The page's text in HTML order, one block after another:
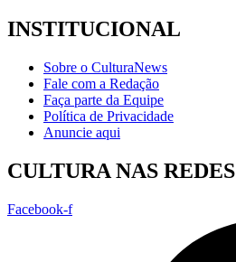
INSTITUCIONAL
Sobre o CulturaNews
Fale com a Redação
Faça parte da Equipe
Política de Privacidade
Anuncie aqui
CULTURA NAS REDES
Facebook-f